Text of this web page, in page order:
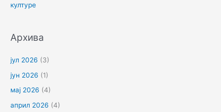
културе
Архива
јул 2026 (3)
јун 2026 (1)
мај 2026 (4)
април 2026 (4)